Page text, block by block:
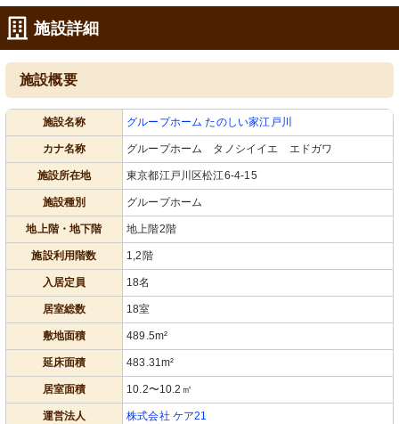
白いソファー
清潔感のあふれる白いソファが配置さ
れ、温もりを感じる空間です。
が心地よい空間を提供しています。
ウサギの置物
明るい日差しの中、うさぎのオブジェ
が訪れる方を迎えています。
施設詳細
施設概要
施設名称 グループホーム たのしい家江戸川
カナ名称 グループホーム タノシイイエ エドガワ
施設所在地 東京都江戸川区松江6-4-15
施設種別 グループホーム
地上階・地下階 地上階2階
施設利用階数 1,2階
入居定員 18名
居室総数 18室
敷地面積 489.5m²
延床面積 483.31m²
居室面積 10.2〜10.2㎡
運営法人 株式会社 ケア21